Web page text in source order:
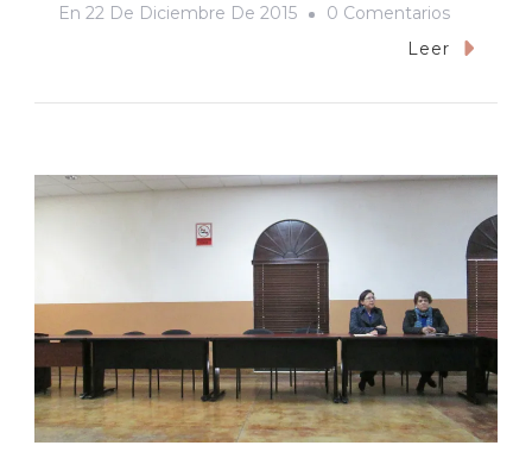
En 22 De Diciembre De 2015 0 ComentariosEn
No
Cuento
Que
Ni
Frío
Ganó
Leer